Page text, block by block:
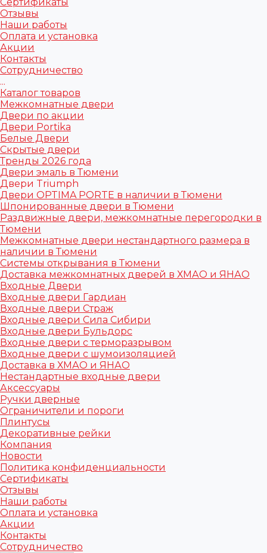
Отзывы
Наши работы
Оплата и установка
Акции
Контакты
Сотрудничество
...
Каталог товаров
Межкомнатные двери
Двери по акции
Двери Portika
Белые Двери
Скрытые двери
Тренды 2026 года
Двери эмаль в Тюмени
Двери Triumph
Двери OPTIMA PORTE в наличии в Тюмени
Шпонированные двери в Тюмени
Раздвижные двери, межкомнатные перегородки в
Тюмени
Межкомнатные двери нестандартного размера в
наличии в Тюмени
Системы открывания в Тюмени
Доставка межкомнатных дверей в ХМАО и ЯНАО
Входные Двери
Входные двери Гардиан
Входные двери Страж
Входные двери Сила Сибири
Входные двери Бульдорс
Входные двери с терморазрывом
Входные двери с шумоизоляцией
Доставка в ХМАО и ЯНАО
Нестандартные входные двери
Аксессуары
Ручки дверные
Ограничители и пороги
Плинтусы
Декоративные рейки
Компания
Новости
Политика конфиденциальности
Сертификаты
Отзывы
Наши работы
Оплата и установка
Акции
Контакты
Сотрудничество